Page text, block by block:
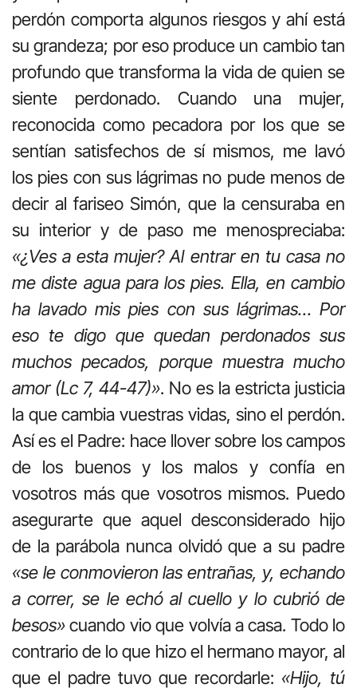
perdón comporta algunos riesgos y ahí está
su grandeza; por eso produce un cambio tan
profundo que transforma la vida de quien se
siente perdonado. Cuando una mujer,
reconocida como pecadora por los que se
sentían satisfechos de sí mismos, me lavó
los pies con sus lágrimas no pude menos de
decir al fariseo Simón, que la censuraba en
su interior y de paso me menospreciaba:
«¿Ves a esta mujer? Al entrar en tu casa no
me diste agua para los pies. Ella, en cambio
ha lavado mis pies con sus lágrimas… Por
eso te digo que quedan perdonados sus
muchos pecados, porque muestra mucho
amor (Lc 7, 44-47)». No es la estricta justicia
la que cambia vuestras vidas, sino el perdón.
Así es el Padre: hace llover sobre los campos
de los buenos y los malos y confía en
vosotros más que vosotros mismos. Puedo
asegurarte que aquel desconsiderado hijo
de la parábola nunca olvidó que a su padre
«se le conmovieron las entrañas, y, echando
a correr, se le echó al cuello y lo cubrió de
besos»cuando vio que volvía a casa. Todo lo
contrario de lo que hizo el hermano mayor, al
que el padre tuvo que recordarle: «Hijo, tú